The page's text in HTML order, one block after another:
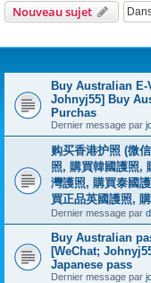
Nouveau sujet
Buy Australian E-
Johnyj55] Buy
Purchas
Dernier message par
购买香港护照 (微
照, 購買韓國護照,
灣護照, 購買泰國
買正品英國護照,
Dernier message par
Buy Australian
[WeChat;
Japanese pass
Dernier message par